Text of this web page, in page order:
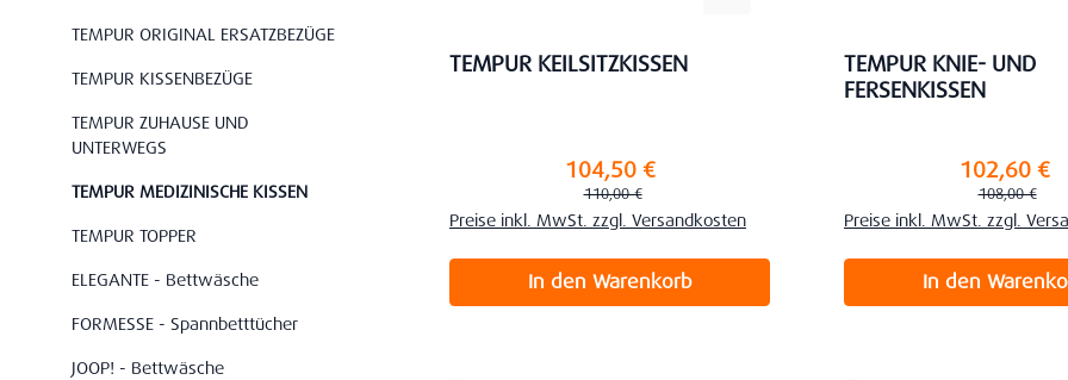
TEMPUR ORIGINAL ERSATZBEZÜGE
TEMPUR KISSENBEZÜGE
TEMPUR ZUHAUSE UND
UNTERWEGS
TEMPUR MEDIZINISCHE KISSEN
TEMPUR TOPPER
ELEGANTE - Bettwäsche
FORMESSE - Spannbetttücher
JOOP! - Bettwäsche
TEMPUR KEILSITZKISSEN
Verkaufspreis:104,50 €
Regulärer Preis:
110,00 €
Preise inkl. MwSt. zzgl. Versandkosten
In den Warenkorb
TEMPUR KNIE- UND
FERSENKISSEN
Verkaufspreis:102,60 €
Regulärer
108,00 €
Preise inkl. MwSt. zzgl.
In den